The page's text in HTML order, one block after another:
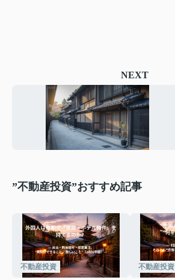
NEXT
”不動産投資”おすすめ記事
不動産投資 不動産投資